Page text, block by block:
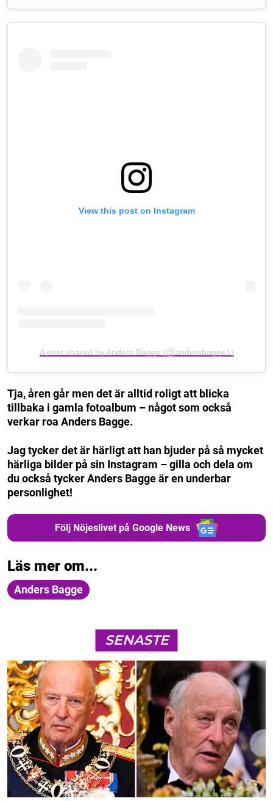
View this post on Instagram
A post shared by Anders Bagge (@andersbagge1)
Tja, åren går men det är alltid roligt att blicka
tillbaka i gamla fotoalbum – något som också
verkar roa Anders Bagge.
Jag tycker det är härligt att han bjuder på så mycket
härliga bilder på sin Instagram – gilla och dela om
du också tycker Anders Bagge är en underbar
personlighet!
Följ Nöjeslivet på Google News
Läs mer om...
Anders Bagge
SENASTE